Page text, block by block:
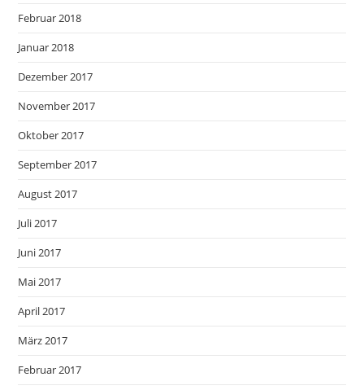
Februar 2018
Januar 2018
Dezember 2017
November 2017
Oktober 2017
September 2017
August 2017
Juli 2017
Juni 2017
Mai 2017
April 2017
März 2017
Februar 2017